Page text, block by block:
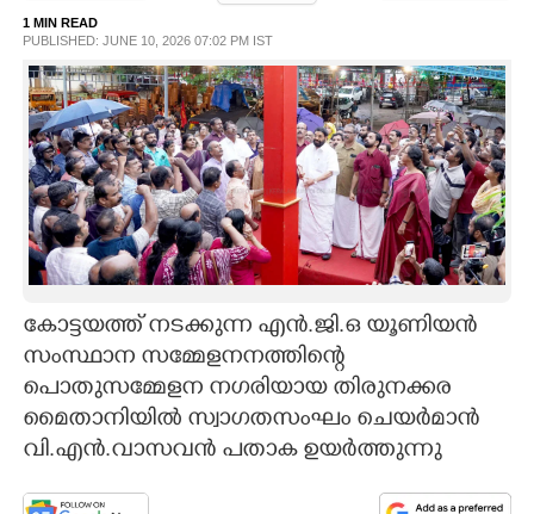
PHOTOS
LIFESTYLE
SPIRITUAL
INFO+
ART
ASTRO
CARTOONS
1 MIN READ
PUBLISHED: JUNE 10, 2026 07:02 PM IST
കോട്ടയത്ത് നടക്കുന്ന എൻ.ജി.ഒ യൂണിയൻ
സംസ്ഥാന സമ്മേളനനത്തിന്റെ
പൊതുസമ്മേളന നഗരിയായ തിരുനക്കര
മൈതാനിയിൽ സ്വാഗതസംഘം ചെയർമാൻ
വി.എൻ.വാസവൻ പതാക ഉയർത്തുന്നു